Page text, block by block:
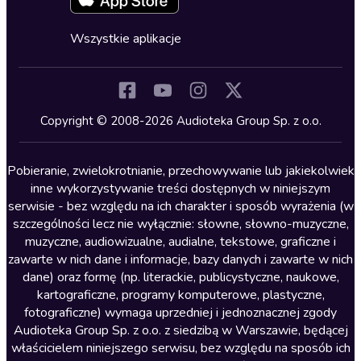
Kryminały
Lektury szkolne
Literatura anglojęzyczna
Literatura faktu
Literatura obyczajowa
Literatura piękna obca
Literatura piękna polska
Nagrania relaksacyjne
Nauka języków
Cykle audiobooków
Wszystkie aplikacje
Copyright © 2008-2026 Audioteka Group Sp. z o.o.
Pobieranie, zwielokrotnianie, przechowywanie lub jakiekolwiek
inne wykorzystywanie treści dostępnych w niniejszym
serwisie - bez względu na ich charakter i sposób wyrażenia (w
szczególności lecz nie wyłącznie: słowne, słowno-muzyczne,
muzyczne, audiowizualne, audialne, tekstowe, graficzne i
zawarte w nich dane i informacje, bazy danych i zawarte w nich
dane) oraz formę (np. literackie, publicystyczne, naukowe,
kartograficzne, programy komputerowe, plastyczne,
fotograficzne) wymaga uprzedniej i jednoznacznej zgody
Audioteka Group Sp. z o.o. z siedzibą w Warszawie, będącej
właścicielem niniejszego serwisu, bez względu na sposób ich